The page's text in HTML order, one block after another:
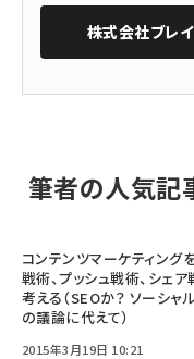
株式会社ブレ
筆者の人気記
コンテンツマーケティング
戦術、プッシュ戦術、シェ
考える（SEOか？ ソーシャ
の議論に代えて）
2015年3月19日 10:21